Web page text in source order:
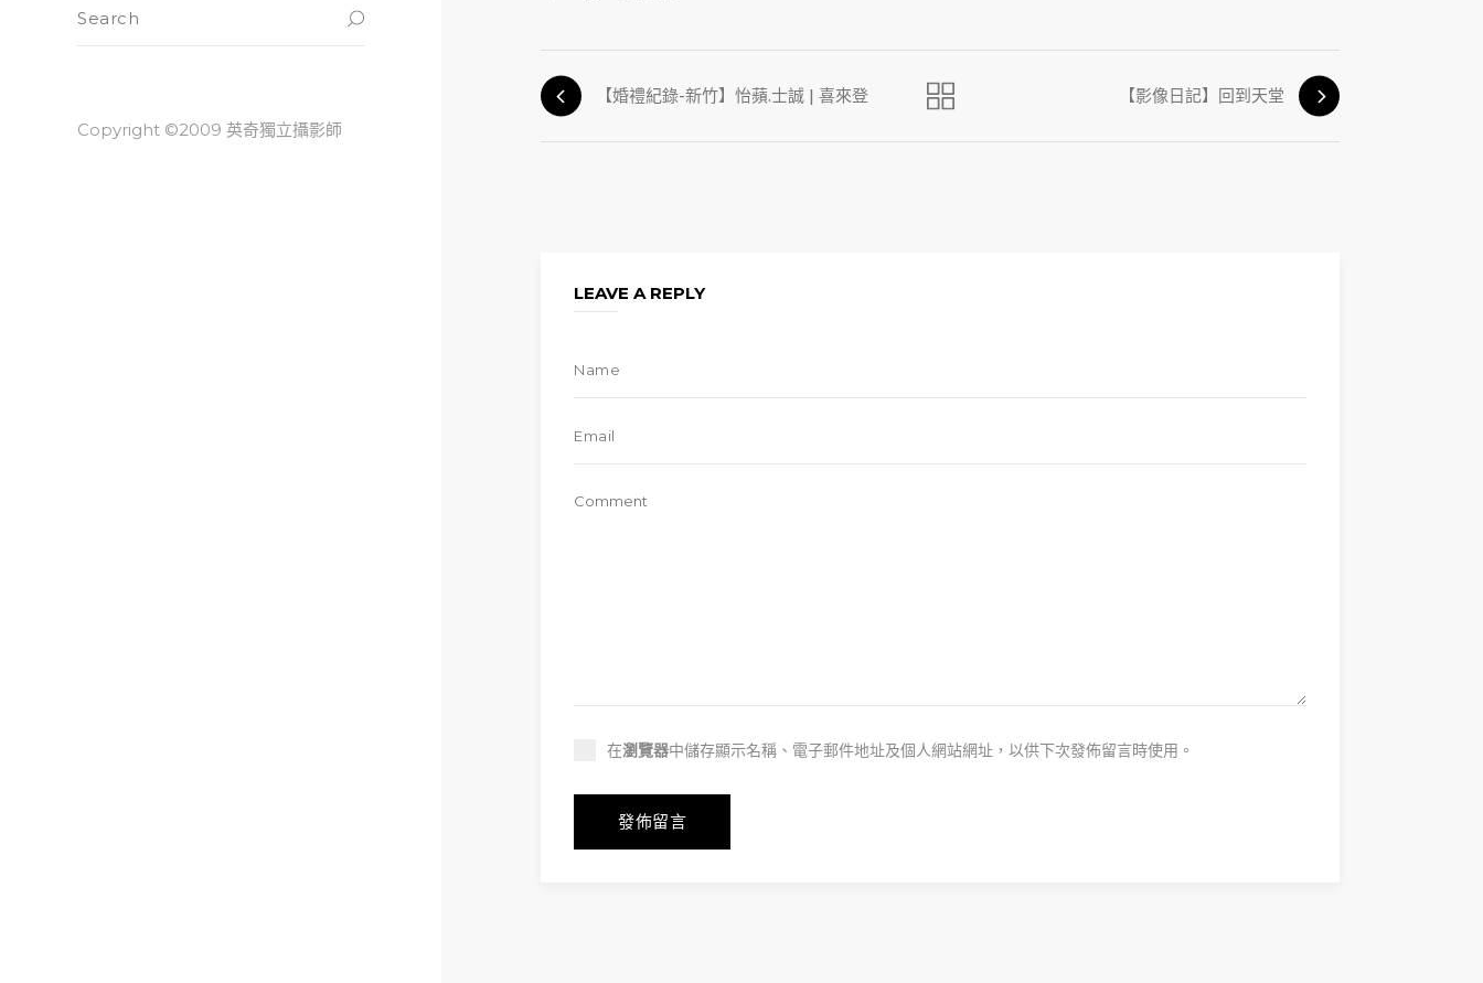
Copyright ©2009 英奇獨立攝影師
【婚禮紀錄-新竹】怡蘋.士誠 | 喜來登 【影像日記】回到天堂
LEAVE A REPLY
在瀏覽器中儲存顯示名稱、電子郵件地址及個人網站網址，以供下次發佈留言時使用。